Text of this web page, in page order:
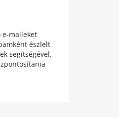
e-maileket
észlelt
segítségével,